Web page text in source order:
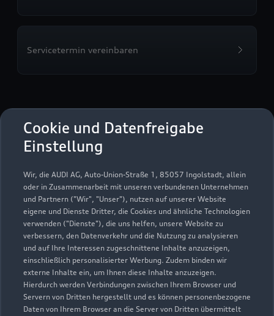
Cookie und Datenfreigabe
Einstellung
Wir, die AUDI AG, Auto-Union-Straße 1, 85057 Ingolstadt, allein
oder in Zusammenarbeit mit unseren verbundenen Unternehmen
und Partnern ("Wir", "Unser"), nutzen auf unserer Website
eigene und Dienste Dritter, die Cookies und ähnliche Technologien
verwenden ("Dienste"), die uns helfen, unsere Website zu
verbessern, den Datenverkehr und die Nutzung zu analysieren
und auf Ihre Interessen zugeschnittene Inhalte anzuzeigen,
einschließlich personalisierter Werbung. Zudem binden wir
externe Inhalte ein, um Ihnen diese Inhalte anzuzeigen.
Hierdurch werden Verbindungen zwischen Ihrem Browser und
Servern von Dritten hergestellt und es können personenbezogene
Daten von Ihrem Browser an die Server von Dritten übermittelt
Servicetermin vereinbaren
Richard Stein GmbH & Co.
KG